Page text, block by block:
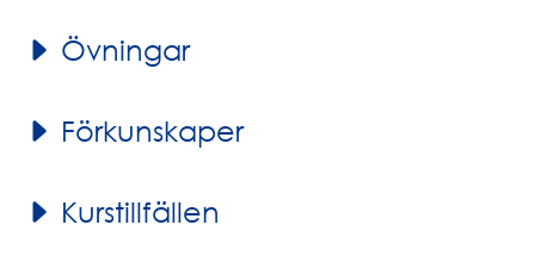
Övningar
Förkunskaper
Kurstillfällen